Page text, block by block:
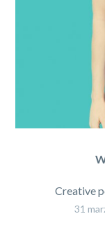
Creative
31